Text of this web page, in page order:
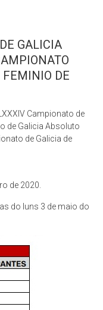
GALICIA
FEMINIO DE
Campionato de
de Galicia Absoluto
de Galicia de
de 2020.
do luns 3 de maio do